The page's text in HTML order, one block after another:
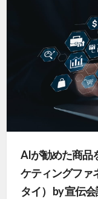
AIが勧めた商品
ケティングファ
タイ） by 宣伝